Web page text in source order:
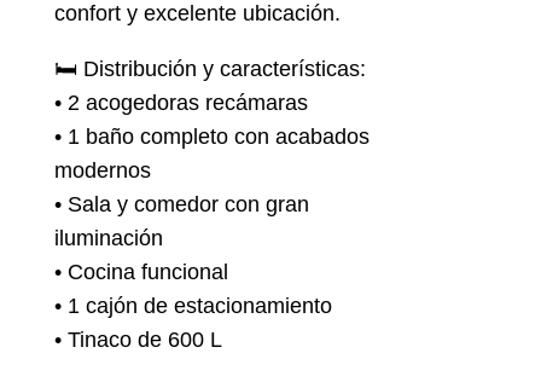
confort y excelente ubicación.
🛏️ Distribución y características:
• 2 acogedoras recámaras
• 1 baño completo con acabados
modernos
• Sala y comedor con gran
iluminación
• Cocina funcional
• 1 cajón de estacionamiento
• Tinaco de 600 L